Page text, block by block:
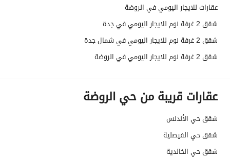
عقارات للايجار اليومي في الروضة
شقق 2 غرفة نوم للايجار اليومي في جدة
شقق 2 غرفة نوم للايجار اليومي في شمال جدة
شقق 2 غرفة نوم للايجار اليومي في الروضة
عقارات قريبة من حي الروضة
شقق حي الأندلس
شقق حي الفيصلية
شقق حي الخالدية